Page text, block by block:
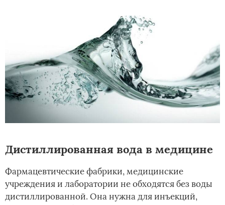
Дистиллированная вода в медицине
Фармацевтические фабрики, медицинские
учреждения и лаборатории не обходятся без воды
дистиллированной. Она нужна для инъекций,